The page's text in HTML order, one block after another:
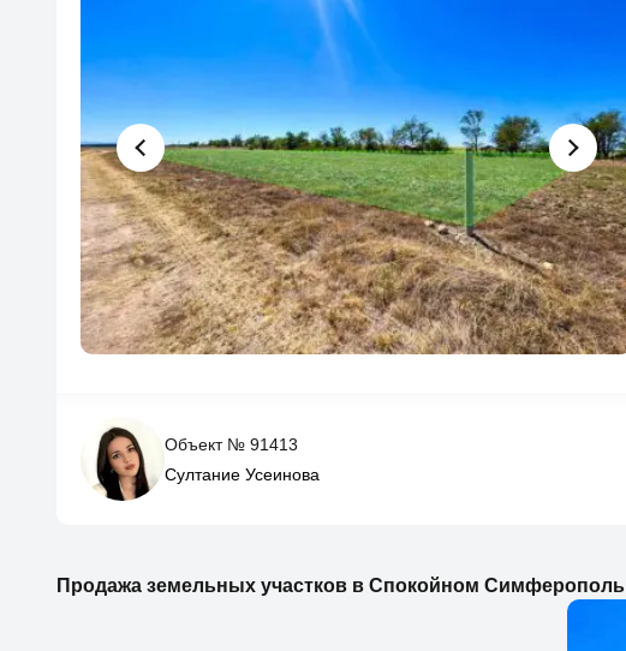
Объект № 91413
Султание Усеинова
Продажа земельных участков в Спокойном Симферополь